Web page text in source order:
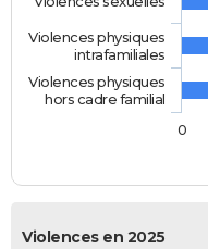
Violences physiques
intrafamiliales
Violences physiques
hors cadre familial
0
Violences en 2025